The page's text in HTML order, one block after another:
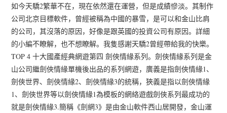
如今天驕2繁華不在，現在依然還在運營，但是成績慘淡。其制作
公司北京目標軟件，曾經被稱為中國的暴雪，是可以和金山比肩
的公司，其沒落的原因，好像是跟英國的投資公司有原因。詳細
的小編不瞭解，也不想瞭解。我隻感謝天驕2曾經帶給我的快樂。
TOP 4 十大國產經典網遊第四 劍俠情緣系列。劍俠情緣系列是金
山公司繼劍俠情緣單機後出品的系列網遊，廣義是指劍俠情緣1、
劍俠世界、劍俠情緣2、劍俠情緣3的統稱，狹義是指以劍俠情緣
1、劍俠世界等以劍俠情緣1為模板的網絡遊戲劍俠系列最成功的
就是劍俠情緣3.簡稱《劍網3》是由金山軟件西山居開發，金山運